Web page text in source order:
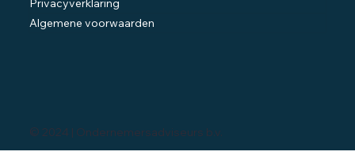
© 2024 | Ondernemersadviseurs b.v.
Privacyverklaring
Algemene voorwaarden